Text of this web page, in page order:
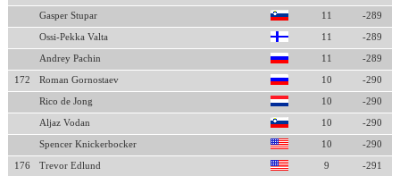
Gasper Stupar 11 -289
Ossi-Pekka Valta 11 -289
Andrey Pachin 11 -289
172 Roman Gornostaev 10 -290
Rico de Jong 10 -290
Aljaz Vodan 10 -290
Spencer Knickerbocker 10 -290
176 Trevor Edlund 9 -291